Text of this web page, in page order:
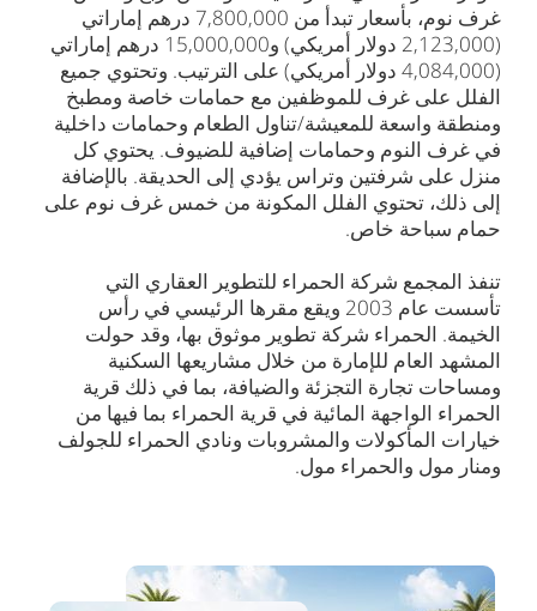
غرف نوم، بأسعار تبدأ من 7,800,000 درهم إماراتي
(2,123,000 دولار أمريكي) و15,000,000 درهم إماراتي
(4,084,000 دولار أمريكي) على الترتيب. وتحتوي جميع
الفلل على غرف للموظفين مع حمامات خاصة ومطبخ
ومنطقة واسعة للمعيشة/تناول الطعام وحمامات داخلية
في غرف النوم وحمامات إضافية للضيوف. يحتوي كل
منزل على شرفتين وتراس يؤدي إلى الحديقة. بالإضافة
إلى ذلك، تحتوي الفلل المكونة من خمس غرف نوم على
حمام سباحة خاص.
تنفذ المجمع شركة الحمراء للتطوير العقاري التي
تأسست عام 2003 ويقع مقرها الرئيسي في رأس
الخيمة. الحمراء شركة تطوير موثوق بها، وقد حولت
المشهد العام للإمارة من خلال مشاريعها السكنية
ومساحات تجارة التجزئة والضيافة، بما في ذلك قرية
الحمراء الواجهة المائية في قرية الحمراء بما فيها من
خيارات المأكولات والمشروبات ونادي الحمراء للجولف
ومنار مول والحمراء مول.